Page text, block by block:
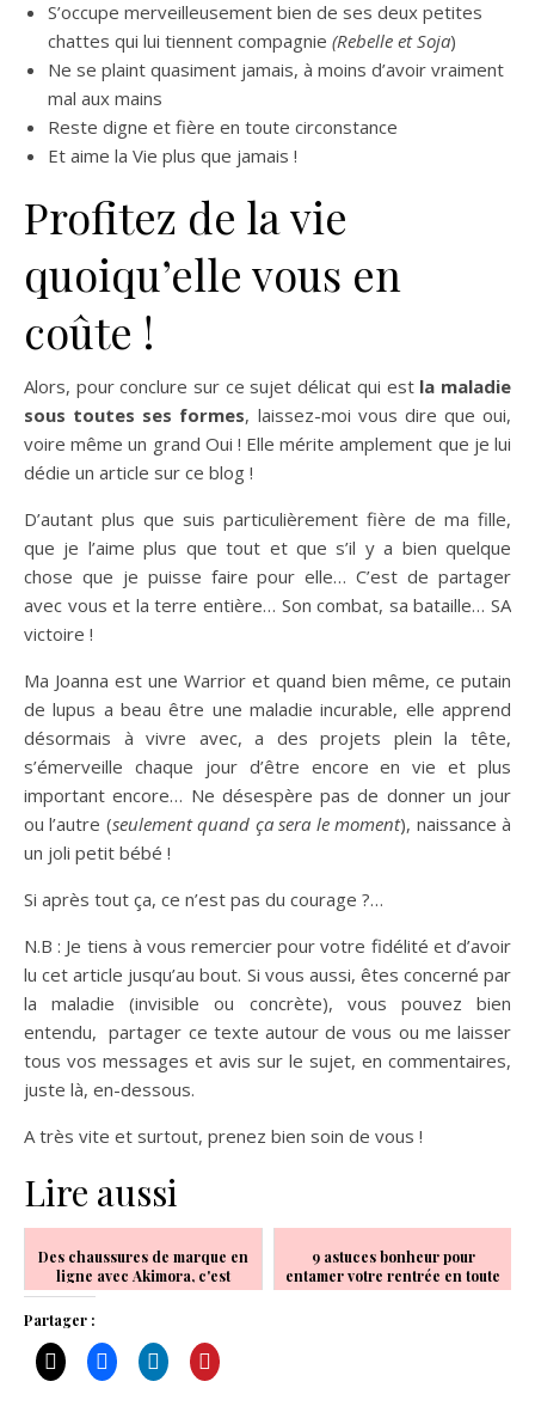
S’occupe merveilleusement bien de ses deux petites
chattes qui lui tiennent compagnie (Rebelle et Soja)
Ne se plaint quasiment jamais, à moins d’avoir vraiment
mal aux mains
Reste digne et fière en toute circonstance
Et aime la Vie plus que jamais !
Profitez de la vie
quoiqu’elle vous en
coûte !
Alors, pour conclure sur ce sujet délicat qui est la maladie
sous toutes ses formes, laissez-moi vous dire que oui,
voire même un grand Oui ! Elle mérite amplement que je lui
dédie un article sur ce blog !
D’autant plus que suis particulièrement fière de ma fille,
que je l’aime plus que tout et que s’il y a bien quelque
chose que je puisse faire pour elle… C’est de partager
avec vous et la terre entière… Son combat, sa bataille… SA
victoire !
Ma Joanna est une Warrior et quand bien même, ce putain
de lupus a beau être une maladie incurable, elle apprend
désormais à vivre avec, a des projets plein la tête,
s’émerveille chaque jour d’être encore en vie et plus
important encore… Ne désespère pas de donner un jour
ou l’autre (seulement quand ça sera le moment), naissance à
un joli petit bébé !
Si après tout ça, ce n’est pas du courage ?…
N.B : Je tiens à vous remercier pour votre fidélité et d’avoir
lu cet article jusqu’au bout. Si vous aussi, êtes concerné par
la maladie (invisible ou concrète), vous pouvez bien
entendu, partager ce texte autour de vous ou me laisser
tous vos messages et avis sur le sujet, en commentaires,
juste là, en-dessous.
A très vite et surtout, prenez bien soin de vous !
Lire aussi
Des chaussures de marque en
ligne avec Akimora, c'est
possible !
9 astuces bonheur pour
entamer votre rentrée en toute
quiétude
Partager :